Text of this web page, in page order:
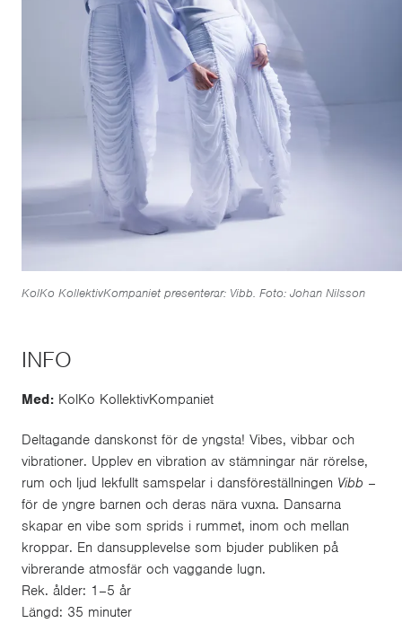
KolKo KollektivKompaniet presenterar: Vibb. Foto: Johan Nilsson
INFO
Med: KolKo KollektivKompaniet
Deltagande danskonst för de yngsta! Vibes, vibbar och
vibrationer. Upplev en vibration av stämningar när rörelse,
rum och ljud lekfullt samspelar i dansföreställningen Vibb –
för de yngre barnen och deras nära vuxna. Dansarna
skapar en vibe som sprids i rummet, inom och mellan
kroppar. En dansupplevelse som bjuder publiken på
vibrerande atmosfär och vaggande lugn.
Rek. ålder: 1–5 år
Längd: 35 minuter